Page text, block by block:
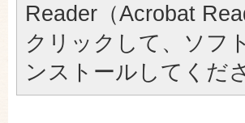
Reader（Acrobat
クリックして、ソフ
ンストールしてくだ